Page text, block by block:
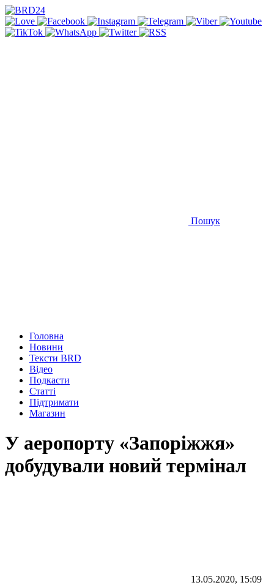
Пошук
Головна
Новини
Тексти BRD
Відео
Подкасти
Статті
Підтримати
Магазин
У аеропорту «Запоріжжя»
добудували новий термінал
13.05.2020, 15:09